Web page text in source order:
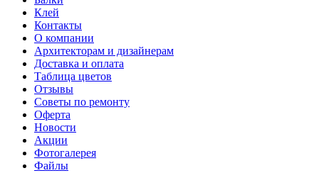
Клей
Контакты
О компании
Архитекторам и дизайнерам
Доставка и оплата
Таблица цветов
Отзывы
Советы по ремонту
Оферта
Новости
Акции
Фотогалерея
Файлы